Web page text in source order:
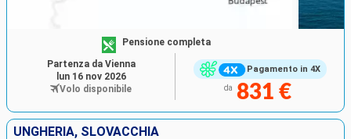
Pagamento in 4X
Pensione completa
da 831 €
Partenza da Vienna
lun 16 nov 2026
Volo disponibile
UNGHERIA, SLOVACCHIA